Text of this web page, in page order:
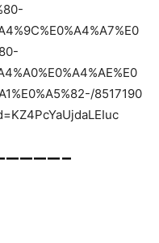
8517190